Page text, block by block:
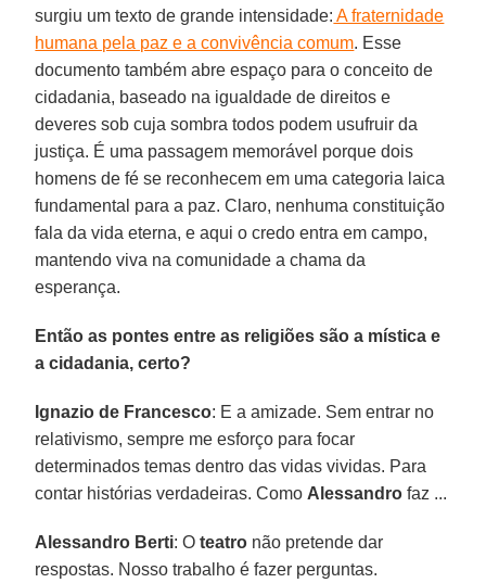
surgiu um texto de grande intensidade: A fraternidade
humana pela paz e a convivência comum. Esse
documento também abre espaço para o conceito de
cidadania, baseado na igualdade de direitos e
deveres sob cuja sombra todos podem usufruir da
justiça. É uma passagem memorável porque dois
homens de fé se reconhecem em uma categoria laica
fundamental para a paz. Claro, nenhuma constituição
fala da vida eterna, e aqui o credo entra em campo,
mantendo viva na comunidade a chama da
esperança.
Então as pontes entre as religiões são a mística e
a cidadania, certo?
Ignazio de Francesco: E a amizade. Sem entrar no
relativismo, sempre me esforço para focar
determinados temas dentro das vidas vividas. Para
contar histórias verdadeiras. Como Alessandro faz ...
Alessandro Berti: Oteatro não pretende dar
respostas. Nosso trabalho é fazer perguntas.